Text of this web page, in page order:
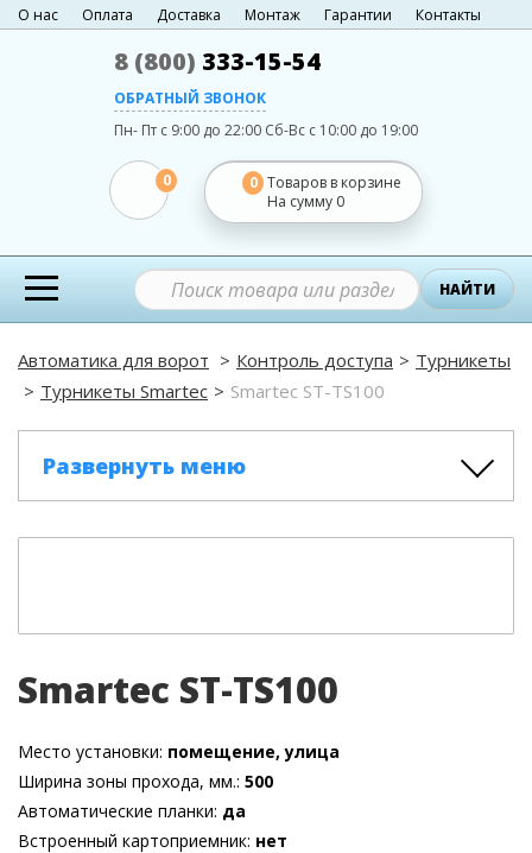
О нас Оплата Доставка Монтаж Гарантии Контакты
8 (800) 333-15-54
ОБРАТНЫЙ ЗВОНОК
Пн- Пт с 9:00 до 22:00 Сб-Вс с 10:00 до 19:00
0 0 Товаров в корзине
На сумму 0
НАЙТИ
Автоматика для ворот Контроль доступа
Турникеты
Турникеты Smartec
Smartec ST-TS100
Развернуть меню
Smartec ST-TS100
Место установки: помещение, улица
Ширина зоны прохода, мм.: 500
Автоматические планки: да
Встроенный картоприемник: нет